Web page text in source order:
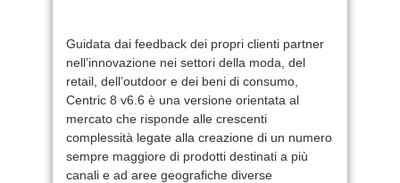
Guidata dai feedback dei propri clienti partner
nell’innovazione nei settori della moda, del
retail, dell’outdoor e dei beni di consumo,
Centric 8 v6.6 è una versione orientata al
mercato che risponde alle crescenti
complessità legate alla creazione di un numero
sempre maggiore di prodotti destinati a più
canali e ad aree geografiche diverse